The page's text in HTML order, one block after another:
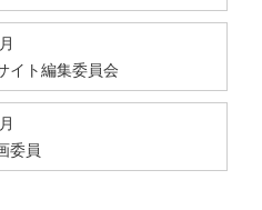
イト編集委員会
委員